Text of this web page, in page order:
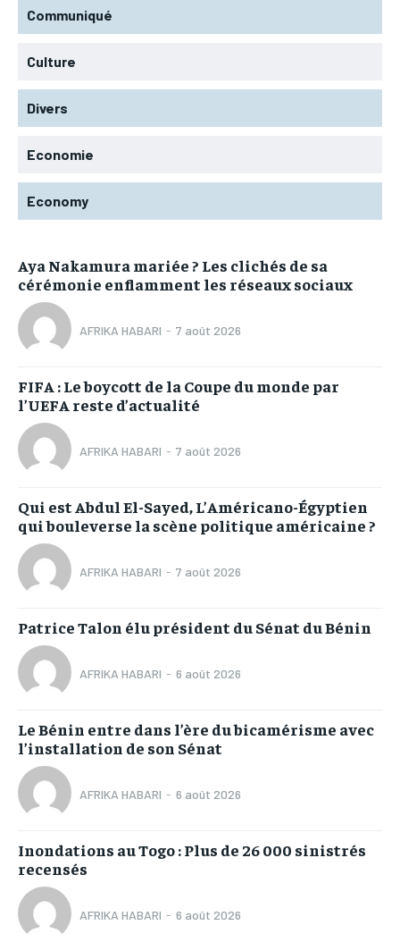
Communiqué
Culture
Divers
Economie
Economy
Aya Nakamura mariée ? Les clichés de sa
cérémonie enflamment les réseaux sociaux
AFRIKA HABARI - 7 août 2026
FIFA : Le boycott de la Coupe du monde par
l’UEFA reste d’actualité
AFRIKA HABARI - 7 août 2026
Qui est Abdul El-Sayed, L’Américano-Égyptien
qui bouleverse la scène politique américaine ?
AFRIKA HABARI - 7 août 2026
Patrice Talon élu président du Sénat du Bénin
AFRIKA HABARI - 6 août 2026
Le Bénin entre dans l’ère du bicamérisme avec
l’installation de son Sénat
AFRIKA HABARI - 6 août 2026
Inondations au Togo : Plus de 26 000 sinistrés
recensés
AFRIKA HABARI - 6 août 2026